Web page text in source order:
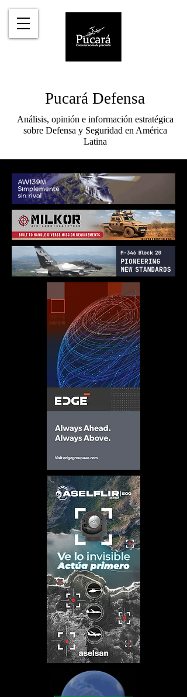
Pucará Defensa
Análisis, opinión e información estratégica
sobre Defensa y Seguridad en América
Latina